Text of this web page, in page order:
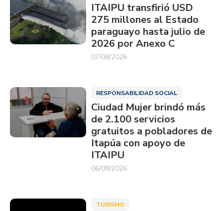
ITAIPU transfirió USD
275 millones al Estado
paraguayo hasta julio de
2026 por Anexo C
07/08/2026
RESPONSABILIDAD SOCIAL
Ciudad Mujer brindó más
de 2.100 servicios
gratuitos a pobladores de
Itapúa con apoyo de
ITAIPU
06/08/2026
TURISMO